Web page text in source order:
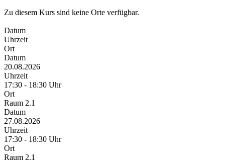
Zu diesem Kurs sind keine Orte verfügbar.
Datum
Uhrzeit
Ort
Datum
20.08.2026
Uhrzeit
17:30 - 18:30 Uhr
Ort
Raum 2.1
Datum
27.08.2026
Uhrzeit
17:30 - 18:30 Uhr
Ort
Raum 2.1